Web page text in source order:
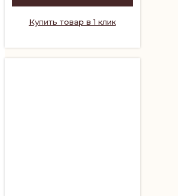
Купить товар в 1 клик